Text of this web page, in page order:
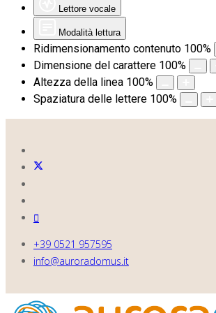
Lettore vocale
Modalità lettura
Ridimensionamento contenuto 100%
Dimensione del carattere 100%
Altezza della linea 100%
Spaziatura delle lettere 100%
+39 0521 957595
info@auroradomus.it